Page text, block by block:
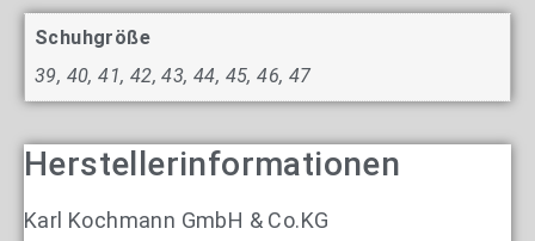
Schuhgröße
39, 40, 41, 42, 43, 44, 45, 46, 47
Herstellerinformationen
Karl Kochmann GmbH & Co.KG